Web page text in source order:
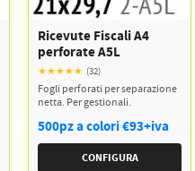
Ricevute Fiscali A4
perforate A5L
★★★★★ (32)
Fogli perforati per separazione
netta. Per gestionali.
500pz a colori €93+iva
CONFIGURA